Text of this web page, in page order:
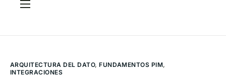
CRITERIA Framework
ARQUITECTURA DEL DATO,FUNDAMENTOS PIM,
INTEGRACIONES